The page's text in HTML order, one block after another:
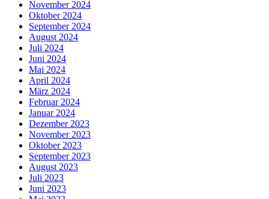
November 2024
Oktober 2024
September 2024
August 2024
Juli 2024
Juni 2024
Mai 2024
April 2024
März 2024
Februar 2024
Januar 2024
Dezember 2023
November 2023
Oktober 2023
September 2023
August 2023
Juli 2023
Juni 2023